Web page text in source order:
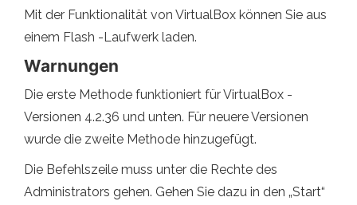
Mit der Funktionalität von VirtualBox können Sie aus
einem Flash -Laufwerk laden.
Warnungen
Die erste Methode funktioniert für VirtualBox -
Versionen 4.2.36 und unten. Für neuere Versionen
wurde die zweite Methode hinzugefügt.
Die Befehlszeile muss unter die Rechte des
Administrators gehen. Gehen Sie dazu in den „Start“